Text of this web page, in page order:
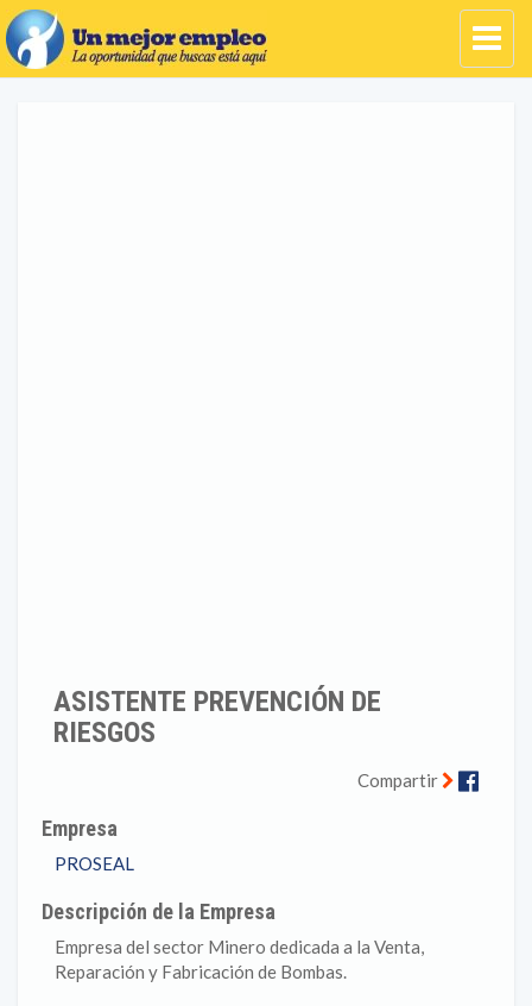
ASISTENTE PREVENCIÓN DE
RIESGOS
Compartir
Empresa
PROSEAL
Descripción de la Empresa
Empresa del sector Minero dedicada a la Venta,
Reparación y Fabricación de Bombas.